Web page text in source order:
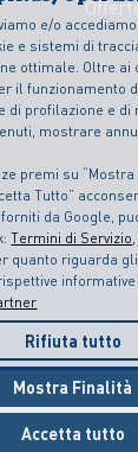
e/o
e sistemi di
ottimale. Oltre ai
il funzionamento
di profilazione e di
mostrare
premi su “Mostra
Tutto”
forniti da Google,
Termini di Servizio,
quanto riguarda
Rifiuta tutto
Mostra Finalità
Accetta tutto